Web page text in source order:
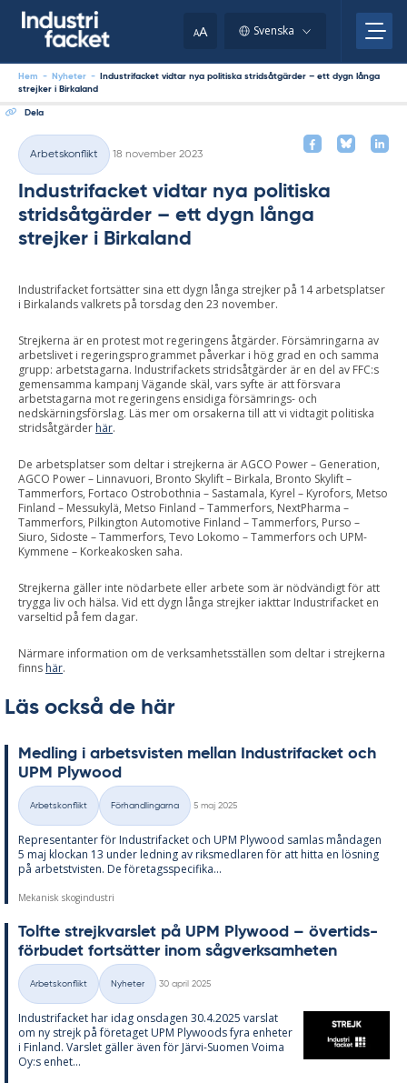
AA Svenska
Hem - Nyheter -
Industrifacket vidtar nya politiska stridsåtgärder – ett dygn långa
strejker i Birkaland
Dela
Kategorier
Arbetskonflikt
18 november 2023
Industrifacket vidtar nya politiska
stridsåtgärder – ett dygn långa
strejker i Birkaland
Industrifacket fortsätter sina ett dygn långa strejker på 14 arbetsplatser
i Birkalands valkrets på torsdag den 23 november.
Strejkerna är en protest mot regeringens åtgärder. Försämringarna av
arbetslivet i regeringsprogrammet påverkar i hög grad en och samma
grupp: arbetstagarna. Industrifackets stridsåtgärder är en del av FFC:s
gemensamma kampanj Vägande skäl, vars syfte är att försvara
arbetstagarna mot regeringens ensidiga försämrings- och
nedskärningsförslag. Läs mer om orsakerna till att vi vidtagit politiska
stridsåtgärder här.
De arbetsplatser som deltar i strejkerna är AGCO Power – Generation,
AGCO Power – Linnavuori, Bronto Skylift – Birkala, Bronto Skylift –
Tammerfors, Fortaco Ostrobothnia – Sastamala, Kyrel – Kyrofors, Metso
Finland – Messukylä, Metso Finland – Tammerfors, NextPharma –
Tammerfors, Pilkington Automotive Finland – Tammerfors, Purso –
Siuro, Sidoste – Tammerfors, Tevo Lokomo – Tammerfors och UPM-
Kymmene – Korkeakosken saha.
Strejkerna gäller inte nödarbete eller arbete som är nödvändigt för att
trygga liv och hälsa. Vid ett dygn långa strejker iakttar Industrifacket en
varseltid på fem dagar.
Närmare information om de verksamhetsställen som deltar i strejkerna
finns här.
Läs också de här
Med­ling i ar­betsvis­ten mel­lan In­du­stri­fac­ket och
UPM Ply­wood
Kategorier
Arbetskonflikt Förhandlingarna
5 maj 2025
Re­pre­sen­tan­ter för In­du­stri­fac­ket och UPM Ply­wood sam­las mån­da­gen
5 maj kloc­kan 13 un­der led­ning av riks­med­la­ren för att hit­ta en lös­ning
på ar­bets­tvis­ten. De fö­re­tags­spe­ci­fi­ka...
Mekanisk skogindustri
Tolfte strejk­vars­let på UPM Ply­wood – över­tids­
för­bu­det fort­sät­ter inom såg­verk­sam­he­ten
Kategorier
Arbetskonflikt Nyheter
30 april 2025
In­du­stri­fac­ket har idag ons­da­gen 30.4.2025 vars­lat
om ny strejk på fö­re­ta­get UPM Ply­woods fyra en­he­ter
i Fin­land. Vars­let gäl­ler även för Jär­vi-Su­o­men Vo­ima
Oy:s en­het...